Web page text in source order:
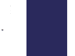
August 6,
2026